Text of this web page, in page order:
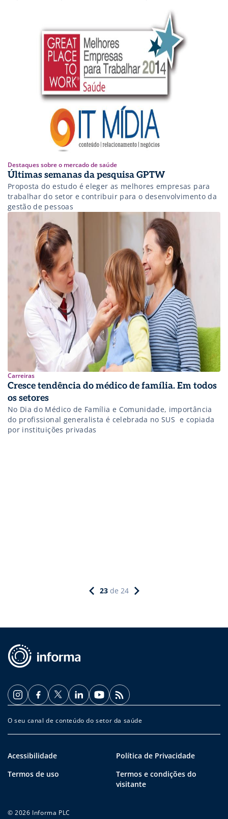
Destaques sobre o mercado de saúde
Últimas semanas da pesquisa GPTW
Proposta do estudo é eleger as melhores empresas para
trabalhar do setor e contribuir para o desenvolvimento da
gestão de pessoas
Carreiras
Cresce tendência do médico de família. Em todos
os setores
No Dia do Médico de Família e Comunidade, importância
do profissional generalista é celebrada no SUS  e copiada
por instituições privadas
23 de 24
O seu canal de conteúdo do setor da saúde
Acessibilidade
Política de Privacidade
Termos de uso
Termos e condições do
visitante
© 2026 Informa PLC